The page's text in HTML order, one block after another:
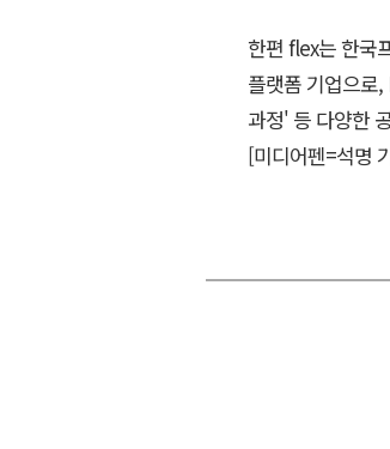
한편 flex는 한국
플랫폼 기업으로
과정' 등 다양한
[미디어펜=석명